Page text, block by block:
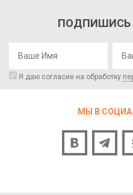
ПОДПИШИСЬ
Я даю согласие на обработку
МЫ В